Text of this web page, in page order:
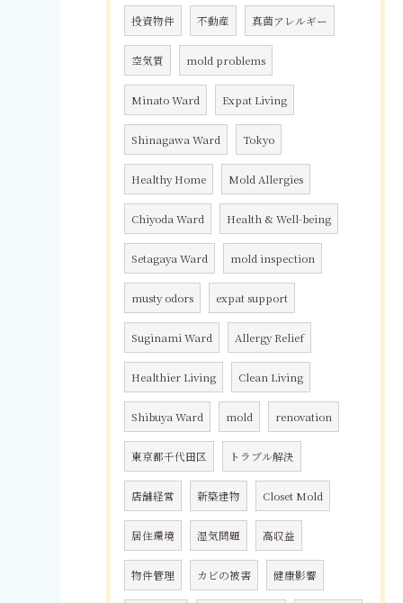
投資物件 不動産 真菌アレルギー
空気質 mold problems
Minato Ward Expat Living
Shinagawa Ward Tokyo
Healthy Home Mold Allergies
Chiyoda Ward Health & Well-being
Setagaya Ward mold inspection
musty odors expat support
Suginami Ward Allergy Relief
Healthier Living Clean Living
Shibuya Ward mold renovation
東京都千代田区 トラブル解決
店舗経営 新築建物 Closet Mold
居住環境 湿気問題 高収益
物件管理 カビの被害 健康影響